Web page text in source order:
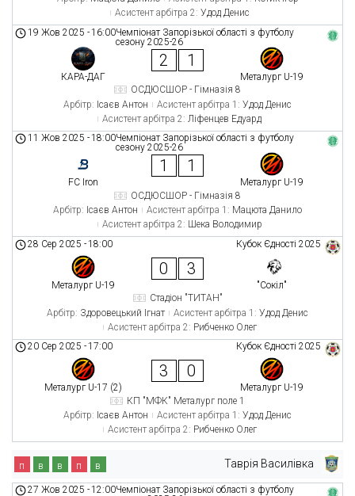
Асистент арбітра 2: Удод Денис
Чемпіонат Запорізької області з футболу
сезону 2025-26
19 Жов 2025 -16:00
КАРА-ДАГ
2 1
Металург U-19
ОСДЮСШОР - Гімназія 8
Арбітр: Ісаєв Антон Асистент арбітра 1: Удод Денис
Асистент арбітра 2: Ліфенцев Едуард
Чемпіонат Запорізької області з футболу
сезону 2025-26
11 Жов 2025 -18:00
FC Iron
1 1
Металург U-19
ОСДЮСШОР - Гімназія 8
Арбітр: Ісаєв Антон Асистент арбітра 1: Мацюта Данило
Асистент арбітра 2: Шека Володимир
Кубок Єдності 2025
28 Сер 2025 -18:00
Металург U-19
0 3
"Сокіл"
Стадіон "ТИТАН"
Арбітр: Здоровецький Ігнат Асистент арбітра 1: Удод Денис
Асистент арбітра 2: Рибченко Олег
Кубок Єдності 2025
20 Сер 2025 -17:00
Металург U-17 (2)
3 0
Металург U-19
КП "МФК" Металург поле 1
Арбітр: Ісаєв Антон Асистент арбітра 1: Удод Денис
Асистент арбітра 2: Рибченко Олег
Таврія Василівка
п в в п в
Чемпіонат Запорізької області з футболу
27 Жов 2025 -12:00